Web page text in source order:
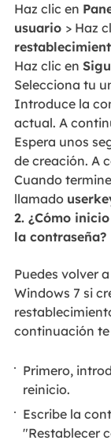
Haz clic en
usuario > Haz
Haz clic en
Selecciona tu
Introduce la
actual. A
Espera unos
de creación. A
Cuando
llamado
2. ¿Cómo
la contraseña?
Puedes volver
Windows 7 si
continuación
Primero,
reinicio.
Escribe la
"Restablecer